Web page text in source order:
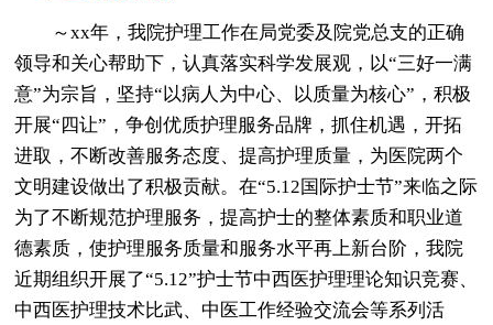
～xx年，我院护理工作在局党委及院党总支的正确
领导和关心帮助下，认真落实科学发展观，以“三好一满
意”为宗旨，坚持“以病人为中心、以质量为核心”，积极
开展“四让”，争创优质护理服务品牌，抓住机遇，开拓
进取，不断改善服务态度、提高护理质量，为医院两个
文明建设做出了积极贡献。在“5.12国际护士节”来临之际
为了不断规范护理服务，提高护士的整体素质和职业道
德素质，使护理服务质量和服务水平再上新台阶，我院
近期组织开展了“5.12”护士节中西医护理理论知识竞赛、
中西医护理技术比武、中医工作经验交流会等系列活